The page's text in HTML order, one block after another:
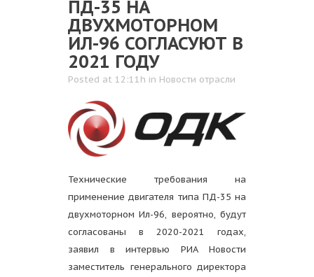
ПД-35 НА
ДВУХМОТОРНОМ
ИЛ-96 СОГЛАСУЮТ В
2021 ГОДУ
Posted at 12:11h in Новости отрасли
Технические требования на
применение двигателя типа ПД-35 на
двухмоторном Ил-96, вероятно, будут
согласованы в 2020-2021 годах,
заявил в интервью РИА Новости
заместитель генерального директора